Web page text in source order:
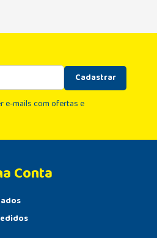
Cadastrar
e-mails com ofertas e
Conta